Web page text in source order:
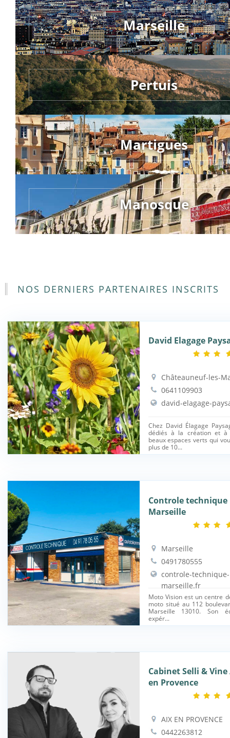
Marseille
Pertuis
Martigues
Manosque
NOS DERNIERS PARTENAIRES INSCRITS
David Elagage
Châteauneuf-les-
0641109903
david-elagage-
Chez David Élagage
dédiés à la création et à
beaux espaces verts qui
plus de 10...
Controle
Marseille
Marseille
0491780555
controle-
marseille.fr
Moto Vision est un centre
moto situé au 112
Marseille 13010. Son
expér...
Cabinet Selli &
en Provence
AIX EN PROVENCE
0442263812